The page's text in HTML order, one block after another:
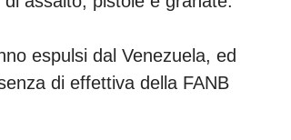
espulsi dal Venezuela, ed
di effettiva della FANB